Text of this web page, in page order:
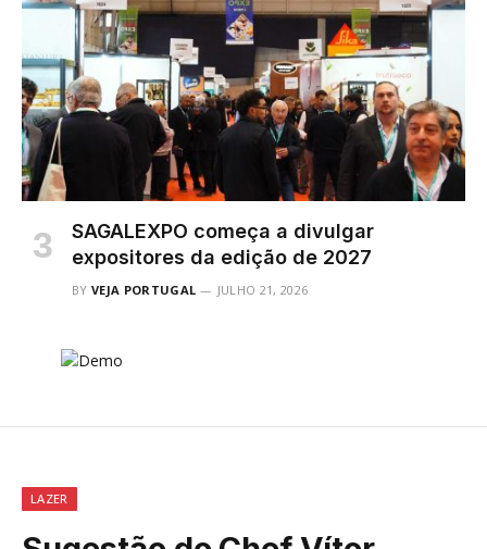
SAGALEXPO começa a divulgar
expositores da edição de 2027
BY VEJA PORTUGAL JULHO 21, 2026
LAZER